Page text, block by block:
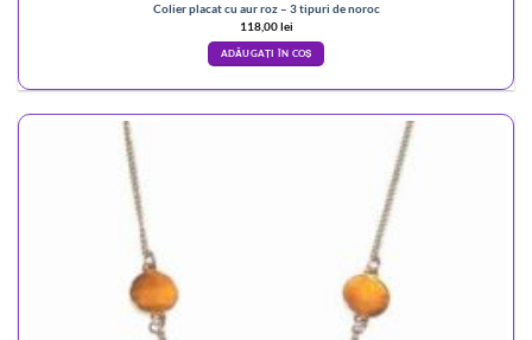
Colier placat cu aur roz – 3 tipuri de noroc
118,00lei
ADĂUGAȚI ÎN COȘ